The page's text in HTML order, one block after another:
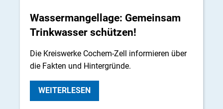
Wassermangellage: Gemeinsam
Trinkwasser schützen!
Die Kreiswerke Cochem-Zell informieren über
die Fakten und Hintergründe.
WEITERLESEN